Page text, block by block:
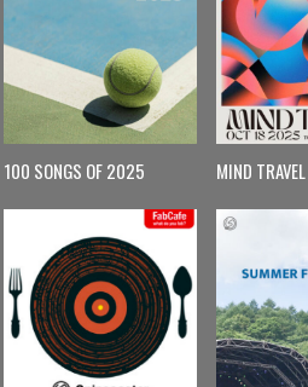
100 SONGS OF 2025 MIND TRAVEL